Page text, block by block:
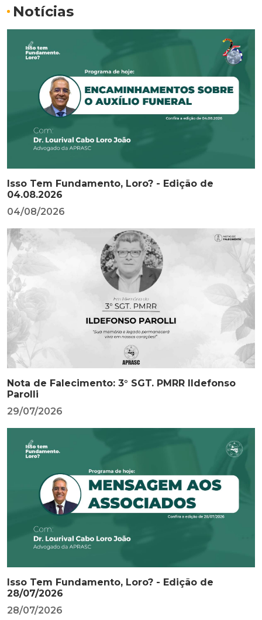
Notícias
Isso Tem Fundamento, Loro? - Edição de
04.08.2026
04/08/2026
Nota de Falecimento: 3° SGT. PMRR Ildefonso
Parolli
29/07/2026
Isso Tem Fundamento, Loro? - Edição de
28/07/2026
28/07/2026